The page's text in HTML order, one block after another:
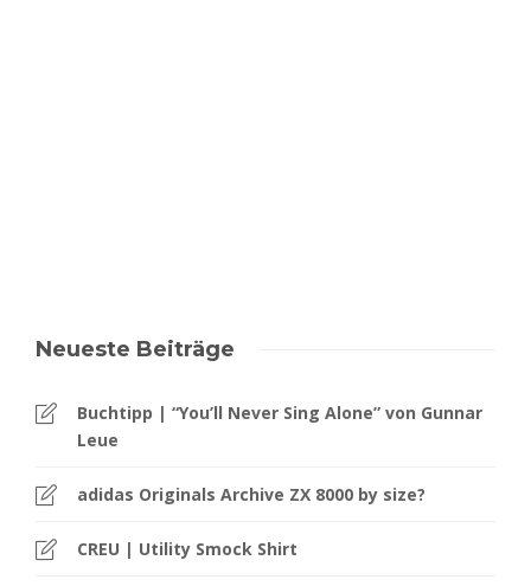
Neueste Beiträge
Buchtipp | “You’ll Never Sing Alone” von Gunnar
Leue
adidas Originals Archive ZX 8000 by size?
CREU | Utility Smock Shirt